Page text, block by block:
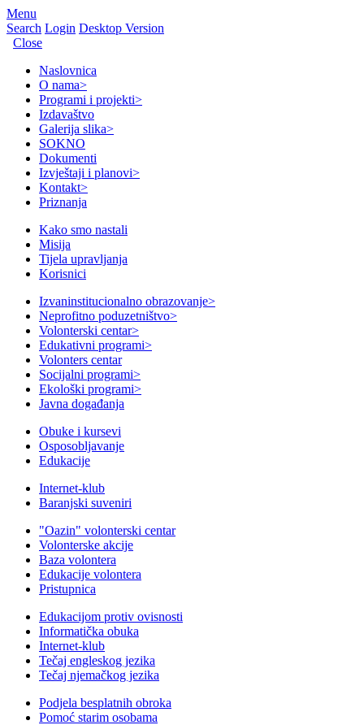
Menu
Search Login Desktop Version
Close
Naslovnica
O nama>
Programi i projekti>
Izdavaštvo
Galerija slika>
SOKNO
Dokumenti
Izvještaji i planovi>
Kontakt>
Priznanja
Kako smo nastali
Misija
Tijela upravljanja
Korisnici
Izvaninstitucionalno obrazovanje>
Neprofitno poduzetništvo>
Volonterski centar>
Edukativni programi>
Volonters centar
Socijalni programi>
Ekološki programi>
Javna događanja
Obuke i kursevi
Osposobljavanje
Edukacije
Internet-klub
Baranjski suveniri
"Oazin" volonterski centar
Volonterske akcije
Baza volontera
Edukacije volontera
Pristupnica
Edukacijom protiv ovisnosti
Informatička obuka
Internet-klub
Tečaj engleskog jezika
Tečaj njemačkog jezika
Podjela besplatnih obroka
Pomoć starim osobama